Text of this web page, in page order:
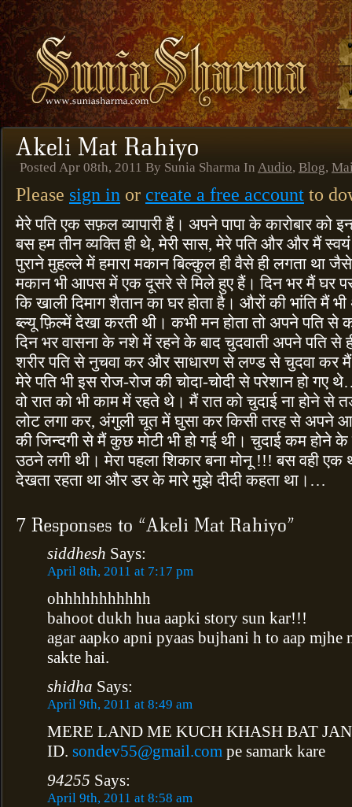
Posted Apr 08th, 2011 By Sunia Sharma In Audio, Blog,
Please sign in or create a free account to
मेरे पति एक सफ़ल व्यापारी हैं। अपने पापा के कारोबार को
बस हम तीन व्यक्ति ही थे, मेरी सास, मेरे पति और और मैं
पुराने मुहल्ले में हमारा मकान बिल्कुल ही वैसे ही लगता था
मकान भी आपस में एक दूसरे से मिले हुए हैं। दिन भर मैं घर
कि खाली दिमाग शैतान का घर होता है। औरों की भांति मैं
ब्ल्यू फ़िल्में देखा करती थी। कभी मन होता तो अपने पति से
दिन भर वासना के नशे में रहने के बाद चुदवाती अपने पति से
शरीर पति से नुचवा कर और साधारण से लण्ड से चुदवा कर
मेरे पति भी इस रोज-रोज की चोदा-चोदी से परेशान हो गए
वो रात को भी काम में रहते थे। मैं रात को चुदाई ना होने से
लोट लगा कर, अंगुली चूत में घुसा कर किसी तरह से अपने
की जिन्दगी से मैं कुछ मोटी भी हो गई थी। चुदाई कम होने के
उठने लगी थी। मेरा पहला शिकार बना मोनू !!! बस वही
देखता रहता था और डर के मारे मुझे दीदी कहता था।…
siddhesh Says:
April 8th, 2011 at 7:17 pm
ohhhhhhhhhhh
bahoot dukh hua aapki story sun kar!!!
agar aapko apni pyaas bujhani h to aap mjhe
sakte hai.
shidha Says:
April 9th, 2011 at 8:49 am
MERE LAND ME KUCH KHASH BAT
ID. sondev55@gmail.com pe samark kare
94255 Says:
April 9th, 2011 at 8:58 am